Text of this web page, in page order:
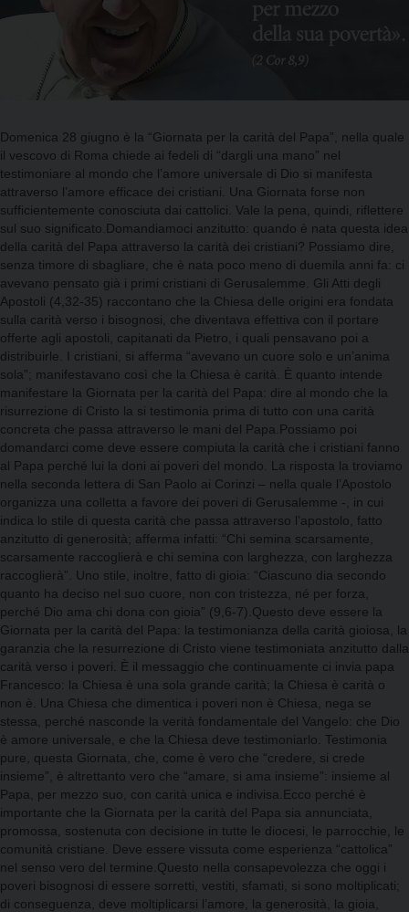
Domenica 28 giugno è la “Giornata per la carità del Papa”, nella quale
il vescovo di Roma chiede ai fedeli di “dargli una mano” nel
testimoniare al mondo che l’amore universale di Dio si manifesta
attraverso l’amore efficace dei cristiani. Una Giornata forse non
sufficientemente conosciuta dai cattolici. Vale la pena, quindi, riflettere
sul suo significato.Domandiamoci anzitutto: quando è nata questa idea
della carità del Papa attraverso la carità dei cristiani? Possiamo dire,
senza timore di sbagliare, che è nata poco meno di duemila anni fa: ci
avevano pensato già i primi cristiani di Gerusalemme. Gli Atti degli
Apostoli (4,32-35) raccontano che la Chiesa delle origini era fondata
sulla carità verso i bisognosi, che diventava effettiva con il portare
offerte agli apostoli, capitanati da Pietro, i quali pensavano poi a
distribuirle. I cristiani, si afferma “avevano un cuore solo e un’anima
sola”; manifestavano così che la Chiesa è carità. È quanto intende
manifestare la Giornata per la carità del Papa: dire al mondo che la
risurrezione di Cristo la si testimonia prima di tutto con una carità
concreta che passa attraverso le mani del Papa.Possiamo poi
domandarci come deve essere compiuta la carità che i cristiani fanno
al Papa perché lui la doni ai poveri del mondo. La risposta la troviamo
nella seconda lettera di San Paolo ai Corinzi – nella quale l’Apostolo
organizza una colletta a favore dei poveri di Gerusalemme -, in cui
indica lo stile di questa carità che passa attraverso l’apostolo, fatto
anzitutto di generosità; afferma infatti: “Chi semina scarsamente,
scarsamente raccoglierà e chi semina con larghezza, con larghezza
raccoglierà”. Uno stile, inoltre, fatto di gioia: “Ciascuno dia secondo
quanto ha deciso nel suo cuore, non con tristezza, né per forza,
perché Dio ama chi dona con gioia” (9,6-7).Questo deve essere la
Giornata per la carità del Papa: la testimonianza della carità gioiosa, la
garanzia che la resurrezione di Cristo viene testimoniata anzitutto dalla
carità verso i poveri. È il messaggio che continuamente ci invia papa
Francesco: la Chiesa è una sola grande carità; la Chiesa è carità o
non è. Una Chiesa che dimentica i poveri non è Chiesa, nega se
stessa, perché nasconde la verità fondamentale del Vangelo: che Dio
è amore universale, e che la Chiesa deve testimoniarlo. Testimonia
pure, questa Giornata, che, come è vero che “credere, si crede
insieme”, è altrettanto vero che “amare, si ama insieme”: insieme al
Papa, per mezzo suo, con carità unica e indivisa.Ecco perché è
importante che la Giornata per la carità del Papa sia annunciata,
promossa, sostenuta con decisione in tutte le diocesi, le parrocchie, le
comunità cristiane. Deve essere vissuta come esperienza “cattolica”
nel senso vero del termine.Questo nella consapevolezza che oggi i
poveri bisognosi di essere sorretti, vestiti, sfamati, si sono moltiplicati;
di conseguenza, deve moltiplicarsi l’amore, la generosità, la gioia,